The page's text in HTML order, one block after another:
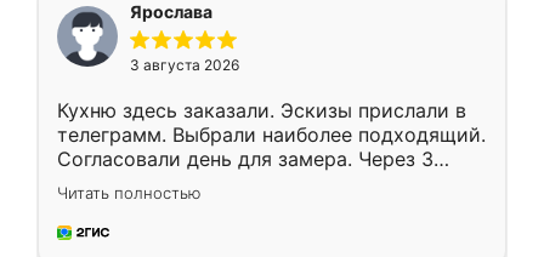
Ярослава
3 августа 2026
Кухню здесь заказали. Эскизы прислали в
телеграмм. Выбрали наиболее подходящий.
Согласовали день для замера. Через 3
недели кухня была уже готова. Остались
довольны работой. Спасибо Ренессанс
мебель за качественную работу!
Читать полностью